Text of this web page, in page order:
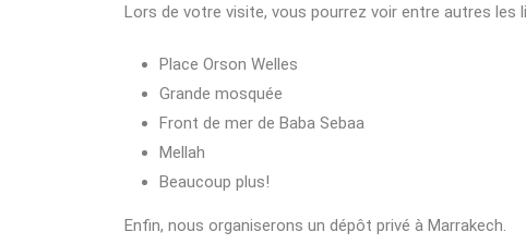
Lors de votre visite, vous pourrez voir entre autres les
Place Orson Welles
Grande mosquée
Front de mer de Baba Sebaa
Mellah
Beaucoup plus!
Enfin, nous organiserons un dépôt privé à Marrakech.